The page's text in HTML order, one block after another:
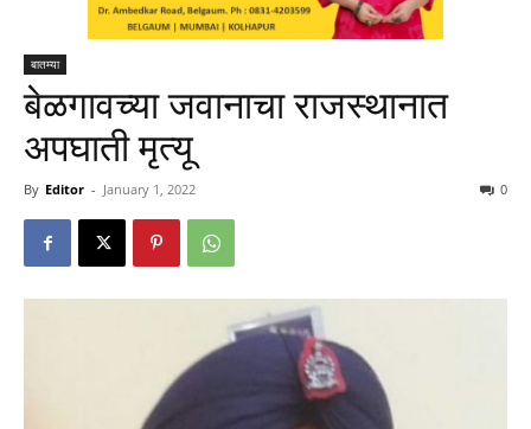
बातम्या
बेळगावच्या जवानाचा राजस्थानात
अपघाती मृत्यू
By Editor - January 1, 2022 0